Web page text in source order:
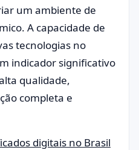
um ambiente de
A capacidade de
tecnologias no
indicador significativo
qualidade,
completa e
digitais no Brasil